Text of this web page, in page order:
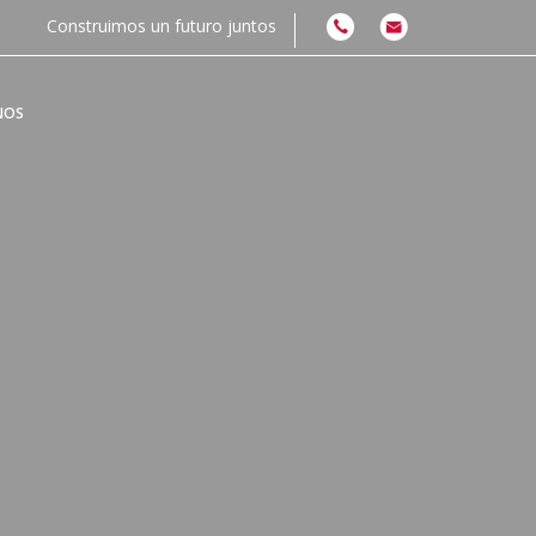
Construimos un futuro juntos